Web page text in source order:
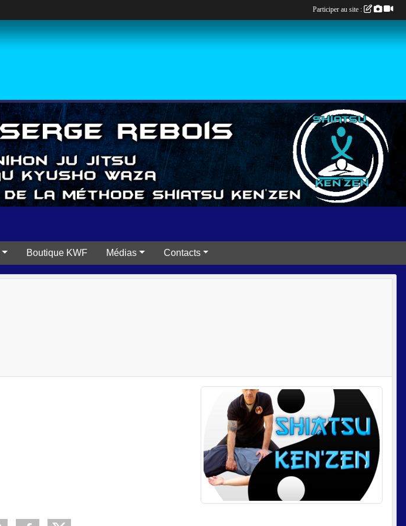
Boutique KWF Médias Contacts
Participer au site :